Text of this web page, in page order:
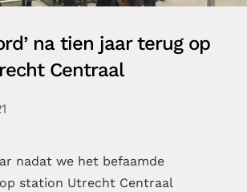
na tien jaar terug op
Centraal
nadat we het befaamde
op station Utrecht Centraal